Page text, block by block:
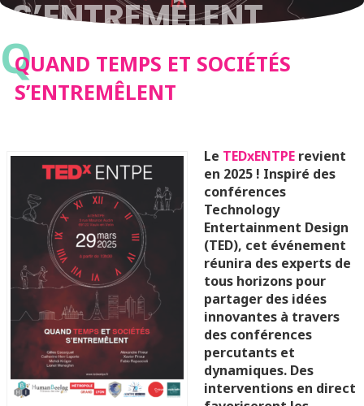
S’ENTREMÊLENT
Q
QUAND TEMPS ET SOCIÉTÉS
S’ENTREMÊLENT
Le TEDxENTPE revient
en 2025 ! Inspiré des
conférences
Technology
Entertainment Design
(TED), cet événement
réunira des experts de
tous horizons pour
partager des idées
innovantes à travers
des conférences
percutants et
dynamiques. Des
interventions en direct